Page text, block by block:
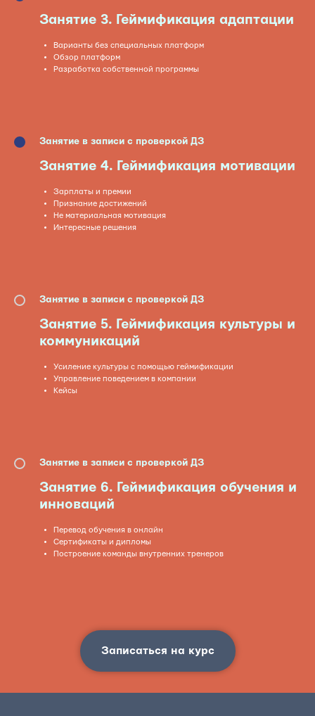
Занятие 3. Геймификация адаптации
Варианты без специальных платформ
Обзор платформ
Разработка собственной программы
Занятие в записи с проверкой ДЗ
Занятие 4. Геймификация мотивации
Зарплаты и премии
Признание достижений
Не материальная мотивация
Интересные решения
Занятие в записи с проверкой ДЗ
Занятие 5. Геймификация культуры и
коммуникаций
Усиление культуры с помощью геймификации
Управление поведением в компании
Кейсы
Занятие в записи с проверкой ДЗ
Занятие 6. Геймификация обучения и
инноваций
Перевод обучения в онлайн
Сертификаты и дипломы
Построение команды внутренних тренеров
Записаться на курс